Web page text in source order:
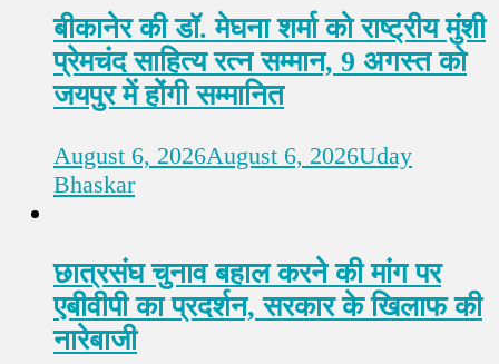
बीकानेर की डॉ. मेघना शर्मा को राष्ट्रीय मुंशी
प्रेमचंद साहित्य रत्न सम्मान, 9 अगस्त को
जयपुर में होंगी सम्मानित
August 6, 2026August 6, 2026Uday
Bhaskar
छात्रसंघ चुनाव बहाल करने की मांग पर
एबीवीपी का प्रदर्शन, सरकार के खिलाफ की
नारेबाजी